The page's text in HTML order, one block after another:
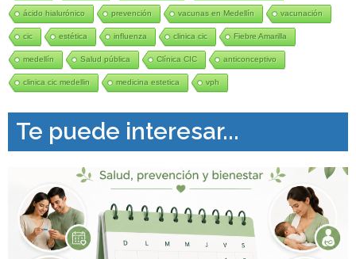
ácido hialurónico prevención vacunas en Medellín vacunación
cic estética influenza clinica cic Fiebre Amarilla
medellín Salud pública Clínica CIC anticonceptivo
clinica cic medellin medicina estetica vph
Te puede interesar...